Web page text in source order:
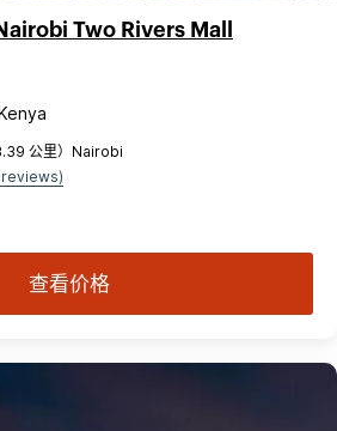
Two Rivers Mall
公里）Nairobi
reviews)
查看价格